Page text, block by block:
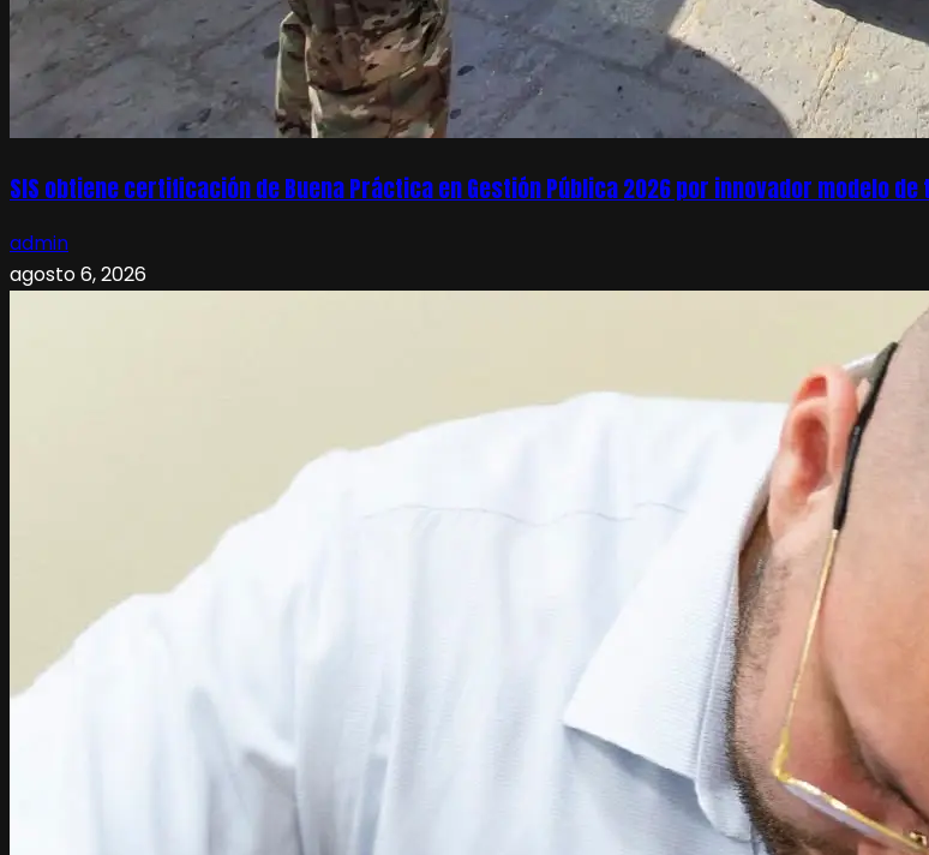
SIS obtiene certificación de Buena Práctica en Gestión Pública 2026 por innovador modelo
admin
agosto 6, 2026